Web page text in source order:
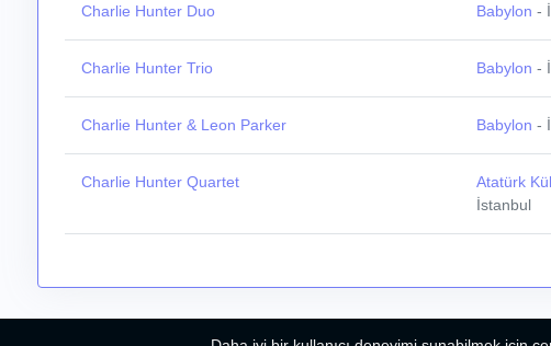
Charlie Hunter Duo Babylon -
Charlie Hunter Trio Babylon -
Charlie Hunter & Leon Parker Babylon -
Charlie Hunter Quartet Atatürk
İstanbul